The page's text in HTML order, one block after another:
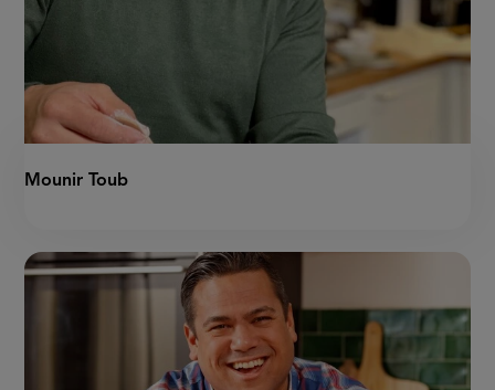
Mounir Toub